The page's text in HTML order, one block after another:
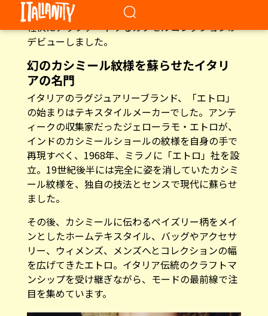
デビューしました。
幻のカシミール紋様を蘇らせたイタリ
アの名門
イタリアのラグジュアリーブランド、「エトロ」
の始まりはテキスタイルメーカーでした。アンテ
ィークの収集家だったジェローラモ・エトロが、
インドのカシミールショールの紋様を自身の手で
再現すべく、1968年、ミラノに「エトロ」社を設
立。19世紀後半には完全に姿を消していたカシミ
ール紋様を、独自の技法とセンスで現代に蘇らせ
ました。
その後、カシミールに伝わるペイズリー柄をメイ
ンとしたホームテキスタイル、バッグやアクセサ
リー、ウィメンズ、メンズへとコレクションの幅
を広げてきたエトロ。イタリア伝統のクラフトマ
ンシップを受け継ぎながら、モードの最前線で注
目を集めています。